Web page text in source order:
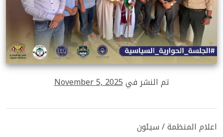
تم النشر فيNovember 5, 2025
اعلام المنظمة / سيئون